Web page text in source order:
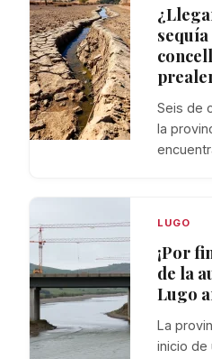
sequía
Seis de
la
LUGO
¡Por
de la
Lugo
La
inicio de